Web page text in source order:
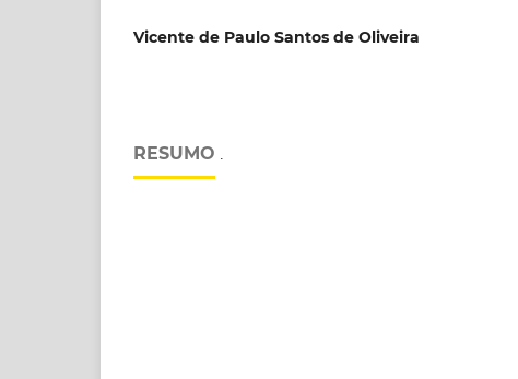
Vicente de Paulo Santos de Oliveira
RESUMO